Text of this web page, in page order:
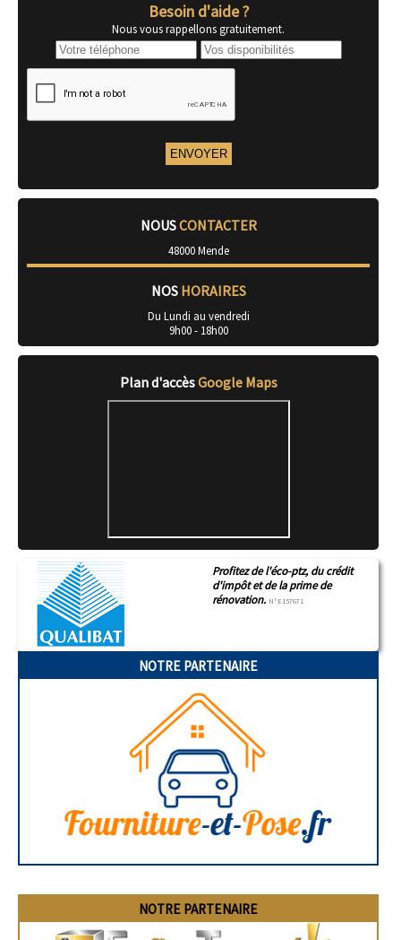
Besoin d'aide ?
Nous vous rappellons gratuitement.
NOUSCONTACTER
48000 Mende
NOS HORAIRES
Du Lundi au vendredi
9h00 - 18h00
Plan d'accèsGoogle Maps
Profitez de l'éco-ptz, du crédit
d'impôt et de la prime de
rénovation. N°E157671
NOTRE PARTENAIRE
NOTRE PARTENAIRE